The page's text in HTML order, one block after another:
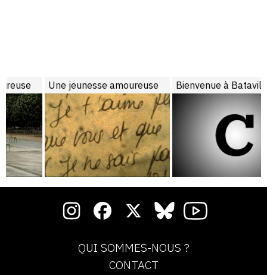
Une jeunesse amoureuse Bienvenue à Bataville
QUI SOMMES-NOUS ?
CONTACT